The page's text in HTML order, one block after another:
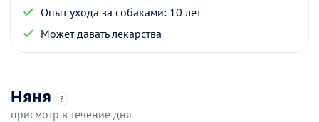
Опыт ухода за собаками: 10 лет
Может давать лекарства
Няня ?
присмотр в течение дня